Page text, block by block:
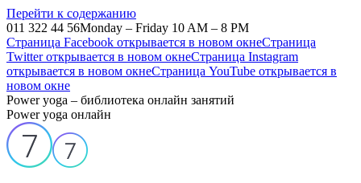
Перейти к содержанию
011 322 44 56Monday – Friday 10 AM – 8 PM
Страница Facebook открывается в новом окнеСтраница
Twitter открывается в новом окнеСтраница Instagram
открывается в новом окнеСтраница YouTube открывается в
новом окне
Power yoga – библиотека онлайн занятий
Power yoga онлайн